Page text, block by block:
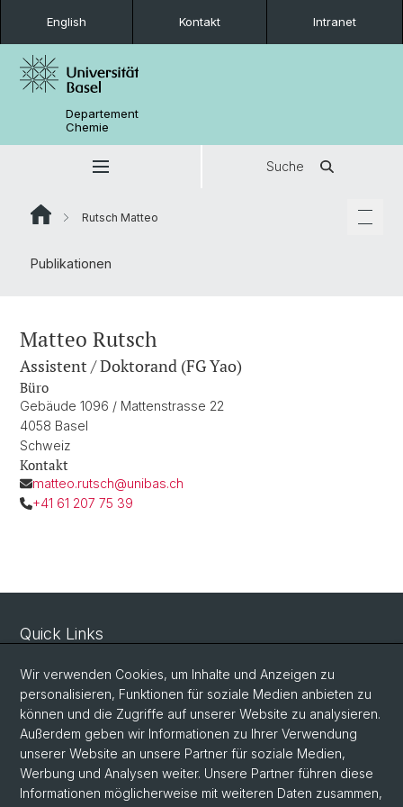
English Kontakt Intranet
Departement
Chemie
Suche
Rutsch Matteo
Publikationen
Matteo Rutsch
Assistent / Doktorand (FG Yao)
Büro
Gebäude 1096 / Mattenstrasse 22
4058 Basel
Schweiz
Kontakt
matteo.rutsch@unibas.ch
+41 61 207 75 39
Quick Links
Vorlesungsverzeichnis
Raumtool Universität Basel
Wir verwenden Cookies, um Inhalte und Anzeigen zu
personalisieren, Funktionen für soziale Medien anbieten zu
können und die Zugriffe auf unserer Website zu analysieren.
Außerdem geben wir Informationen zu Ihrer Verwendung
unserer Website an unsere Partner für soziale Medien,
Werbung und Analysen weiter. Unsere Partner führen diese
Informationen möglicherweise mit weiteren Daten zusammen,